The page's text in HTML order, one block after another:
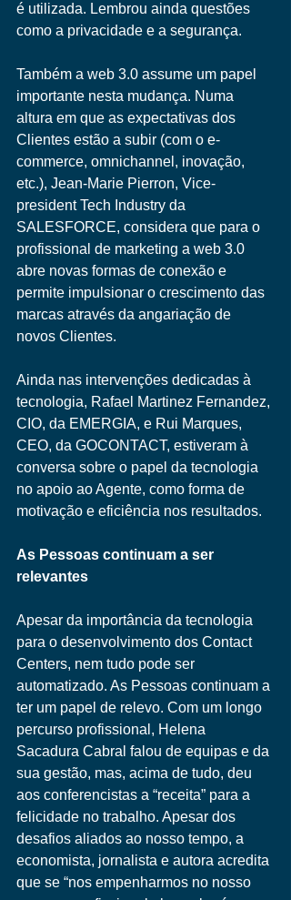
é utilizada. Lembrou ainda questões
como a privacidade e a segurança.
Também a web 3.0 assume um papel
importante nesta mudança. Numa
altura em que as expectativas dos
Clientes estão a subir (com o e-
commerce, omnichannel, inovação,
etc.), Jean-Marie Pierron, Vice-
president Tech Industry da
SALESFORCE, considera que para o
profissional de marketing a web 3.0
abre novas formas de conexão e
permite impulsionar o crescimento das
marcas através da angariação de
novos Clientes.
Ainda nas intervenções dedicadas à
tecnologia, Rafael Martinez Fernandez,
CIO, da EMERGIA, e Rui Marques,
CEO, da GOCONTACT, estiveram à
conversa sobre o papel da tecnologia
no apoio ao Agente, como forma de
motivação e eficiência nos resultados.
As Pessoas continuam a ser
relevantes
Apesar da importância da tecnologia
para o desenvolvimento dos Contact
Centers, nem tudo pode ser
automatizado. As Pessoas continuam a
ter um papel de relevo. Com um longo
percurso profissional, Helena
Sacadura Cabral falou de equipas e da
sua gestão, mas, acima de tudo, deu
aos conferencistas a “receita” para a
felicidade no trabalho. Apesar dos
desafios aliados ao nosso tempo, a
economista, jornalista e autora acredita
que se “nos empenharmos no nosso